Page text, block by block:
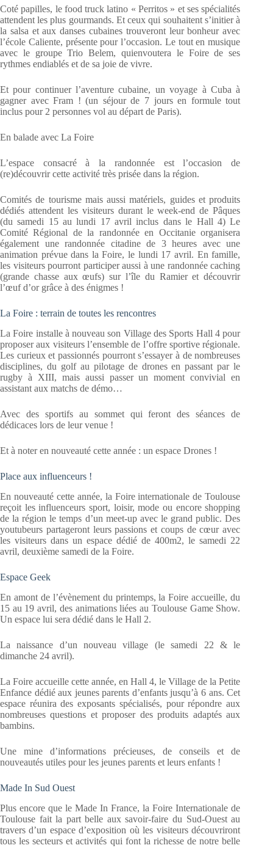
Coté papilles, le food truck latino « Perritos » et ses spécialités
attendent les plus gourmands. Et ceux qui souhaitent s’initier à
la salsa et aux danses cubaines trouveront leur bonheur avec
l’école Caliente, présente pour l’occasion. Le tout en musique
avec le groupe Trio Belem, quienvoutera le Foire de ses
rythmes endiablés et de sa joie de vivre.
Et pour continuer l’aventure cubaine, un voyage à Cuba à
gagner avec Fram ! (un séjour de 7 jours en formule tout
inclus pour 2 personnes vol au départ de Paris).
En balade avec La Foire
L’espace consacré à la randonnée est l’occasion de
(re)découvrir cette activité très prisée dans la région.
Comités de tourisme mais aussi matériels, guides et produits
dédiés attendent les visiteurs durant le week-end de Pâques
(du samedi 15 au lundi 17 avril inclus dans le Hall 4) Le
Comité Régional de la randonnée en Occitanie organisera
également une randonnée citadine de 3 heures avec une
animation prévue dans la Foire, le lundi 17 avril. En famille,
les visiteurs pourront participer aussi à une randonnée caching
(grande chasse aux œufs) sur l’île du Ramier et découvrir
l’œuf d’or grâce à des énigmes !
La Foire : terrain de toutes les rencontres
La Foire installe à nouveau son Village des Sports Hall 4 pour
proposer aux visiteurs l’ensemble de l’offre sportive régionale.
Les curieux et passionnés pourront s’essayer à de nombreuses
disciplines, du golf au pilotage de drones en passant par le
rugby à XIII, mais aussi passer un moment convivial en
assistant aux matchs de démo…
Avec des sportifs au sommet qui feront des séances de
dédicaces lors de leur venue !
Et à noter en nouveauté cette année : un espace Drones !
Place aux influenceurs !
En nouveauté cette année, la Foire internationale de Toulouse
reçoit les influenceurs sport, loisir, mode ou encore shopping
de la région le temps d’un meet-up avec le grand public. Des
youtubeurs partageront leurs passions et coups de cœur avec
les visiteurs dans un espace dédié de 400m2, le samedi 22
avril, deuxième samedi de la Foire.
Espace Geek
En amont de l’évènement du printemps, la Foire accueille, du
15 au 19 avril, des animations liées au Toulouse Game Show.
Un espace lui sera dédié dans le Hall 2.
La naissance d’un nouveau village (le samedi 22 & le
dimanche 24 avril).
La Foire accueille cette année, en Hall 4, le Village de la Petite
Enfance dédié aux jeunes parents d’enfants jusqu’à 6 ans. Cet
espace réunira des exposants spécialisés, pour répondre aux
nombreuses questions et proposer des produits adaptés aux
bambins.
Une mine d’informations précieuses, de conseils et de
nouveautés utiles pour les jeunes parents et leurs enfants !
Made In Sud Ouest
Plus encore que le Made In France, la Foire Internationale de
Toulouse fait la part belle aux savoir-faire du Sud-Ouest au
travers d’un espace d’exposition où les visiteurs découvriront
tous les secteurs et activités qui font la richesse de notre belle